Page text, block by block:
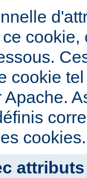
cookie,
cookie
Apache.
cookies.
attributs